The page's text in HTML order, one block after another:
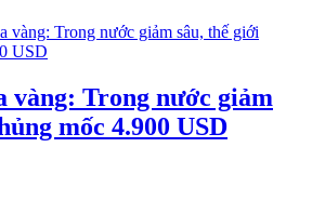
vàng: Trong nước giảm
mốc 4.900 USD